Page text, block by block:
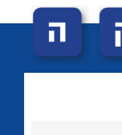
לכל מוצרי היצרן